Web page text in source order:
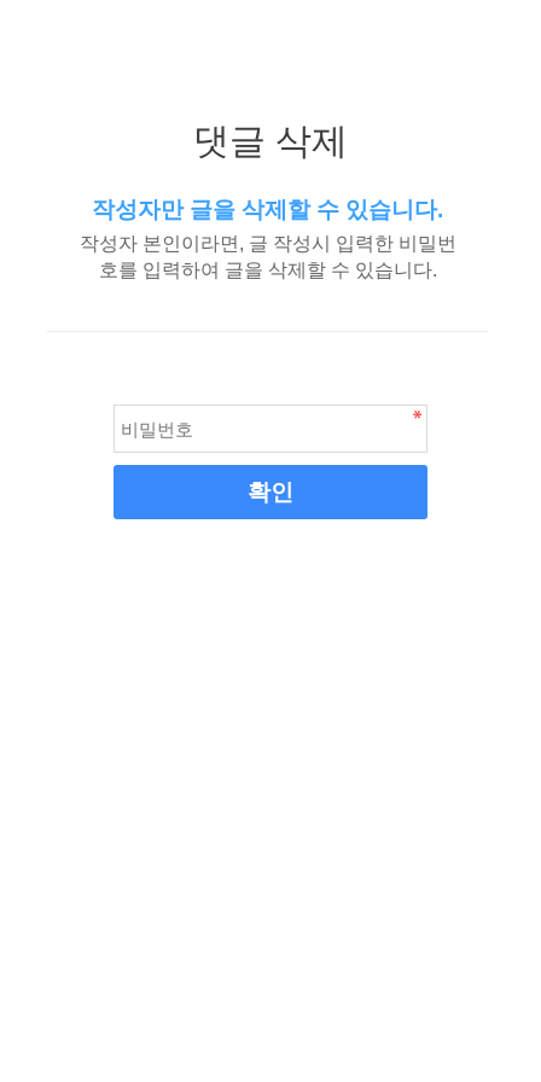
댓글 삭제
작성자만 글을 삭제할 수 있습니다.
작성자 본인이라면, 글 작성시 입력한 비밀번
호를 입력하여 글을 삭제할 수 있습니다.